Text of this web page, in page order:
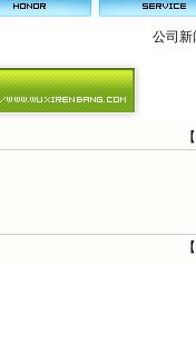
公司新
【
【